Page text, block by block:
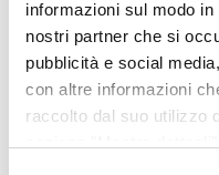
informazioni sul modo
nostri partner che si
pubblicità e social
con altre informazioni
raccolto dal suo utilizzo
Colore Piano
Legno
Colore Gambe
Nero
Materiale Piano